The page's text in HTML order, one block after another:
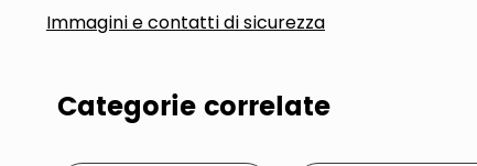
Immagini e contatti di sicurezza
Categorie correlate